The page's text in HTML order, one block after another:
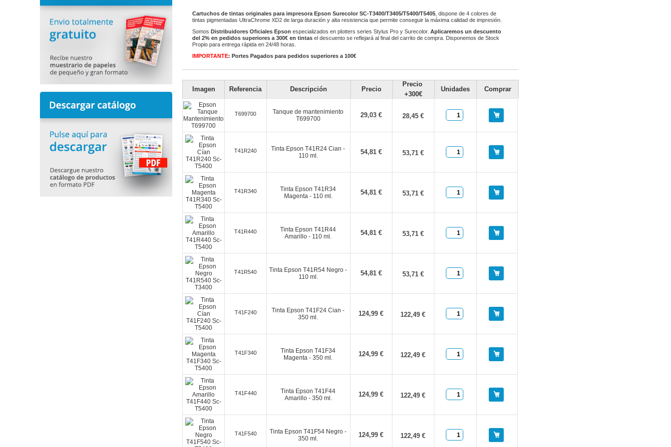
Cartuchos de tintas originales para impresora Epson Surecolor SC-T3400/T3405/T5400/T5405 , dispone de 4 colores de
tintas pigmentadas UltraChrome XD2 de larga duración y alta resistencia que permite conseguir la máxima calidad de impresión.
SomosDistribuidores Oficiales Epson especializados en plotters series Stylus Pro y Surecolor.Aplicaremos un descuento
del 2% en pedidos superiores a 300€ en tintas el descuento se reflejará al final del carrito de compra. Disponemos de Stock
Propio para entrega rápida en 24/48 horas.
IMPORTANTE: Portes Pagados para pedidos superiores a 100€
Imagen Referencia Descripción Precio
Precio
+300€
Unidades Comprar
T699700
Tanque de mantenimiento
T699700
29,03 € 28,45 €
T41R240
Tinta Epson T41R24 Cian -
110 ml.
54,81 € 53,71 €
T41R340
Tinta Epson T41R34
Magenta - 110 ml.
54,81 € 53,71 €
T41R440
Tinta Epson T41R44
Amarillo - 110 ml.
54,81 € 53,71 €
T41R540
Tinta Epson T41R54 Negro -
110 ml.
54,81 € 53,71 €
T41F240
Tinta Epson T41F24 Cian -
350 ml.
124,99 € 122,49 €
T41F340
Tinta Epson T41F34
Magenta - 350 ml.
124,99 € 122,49 €
T41F440
Tinta Epson T41F44
Amarillo - 350 ml.
124,99 € 122,49 €
T41F540
Tinta Epson T41F54 Negro -
350 ml.
124,99 € 122,49 €